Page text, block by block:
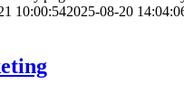
10:00:542025-08-20